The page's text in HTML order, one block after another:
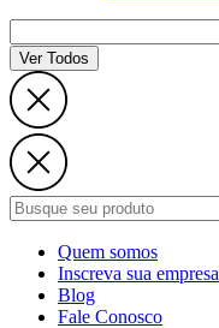
Ver Todos
Quem somos
Inscreva sua empresa
Blog
Fale Conosco